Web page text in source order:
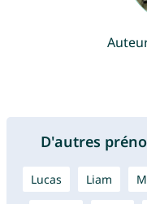
D'autres
Lucas Liam